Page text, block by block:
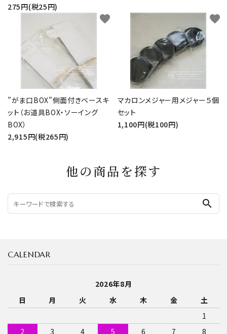
275円(税25円)
”がま口BOX”側面付きベースキ
ット（お道具BOX・ソーイング
BOX）
2,915円(税265円)
favorite
マカロンメジャー用メジャー５個
セット
1,100円(税100円)
favorite
他の商品を探す
search
CALENDAR
2026年8月
日
月 火 水 木 金
土
1
2
3 4 5 6 7
8